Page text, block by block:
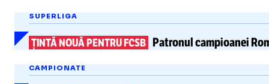
SUPERLIGA
ȚINTĂ NOUĂ PENTRU FCSB Patronul campioanei
CAMPIONATE